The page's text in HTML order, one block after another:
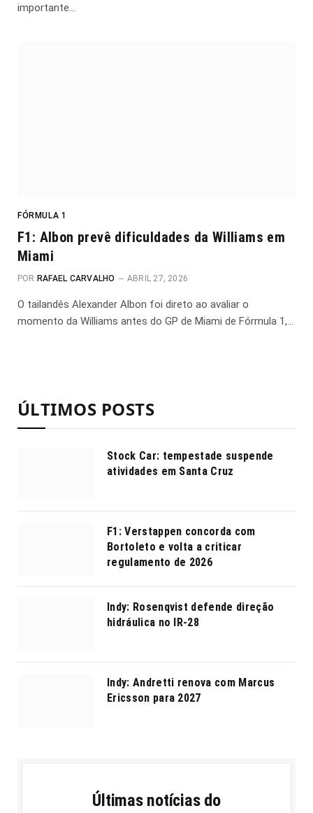
importante…
FÓRMULA 1
F1: Albon prevê dificuldades da Williams em
Miami
POR RAFAEL CARVALHO ABRIL 27, 2026
O tailandês Alexander Albon foi direto ao avaliar o
momento da Williams antes do GP de Miami de Fórmula 1,…
ÚLTIMOS POSTS
Stock Car: tempestade suspende
atividades em Santa Cruz
F1: Verstappen concorda com
Bortoleto e volta a criticar
regulamento de 2026
Indy: Rosenqvist defende direção
hidráulica no IR-28
Indy: Andretti renova com Marcus
Ericsson para 2027
Últimas notícias do